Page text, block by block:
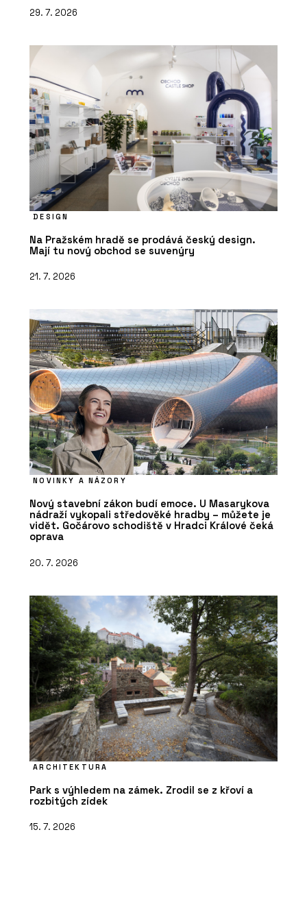
29. 7. 2026
DESIGN
Na Pražském hradě se prodává český design.
Mají tu nový obchod se suvenýry
21. 7. 2026
NOVINKY A NÁZORY
Nový stavební zákon budí emoce. U Masarykova
nádraží vykopali středověké hradby – můžete je
vidět. Gočárovo schodiště v Hradci Králové čeká
oprava
20. 7. 2026
ARCHITEKTURA
Park s výhledem na zámek. Zrodil se z křoví a
rozbitých zídek
15. 7. 2026